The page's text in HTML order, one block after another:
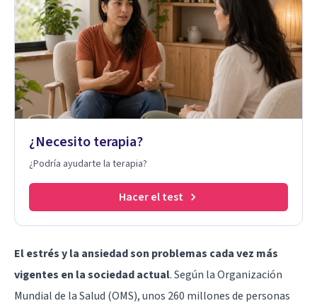
¿Necesito terapia?
¿Podría ayudarte la terapia?
Hacer el test
El estrés y la ansiedad son problemas cada vez más
vigentes en la sociedad actual. Según la Organización
Mundial de la Salud (OMS), unos 260 millones de personas